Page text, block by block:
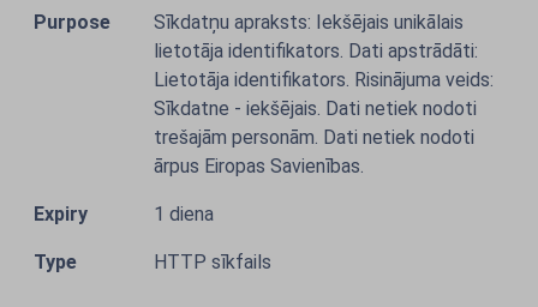
Sīkdatņu apraksts: Iekšējais unikālais
lietotāja identifikators. Dati apstrādāti:
Lietotāja identifikators. Risinājuma veids:
Sīkdatne - iekšējais. Dati netiek nodoti
trešajām personām. Dati netiek nodoti
ārpus Eiropas Savienības.
1 diena
HTTP sīkfails